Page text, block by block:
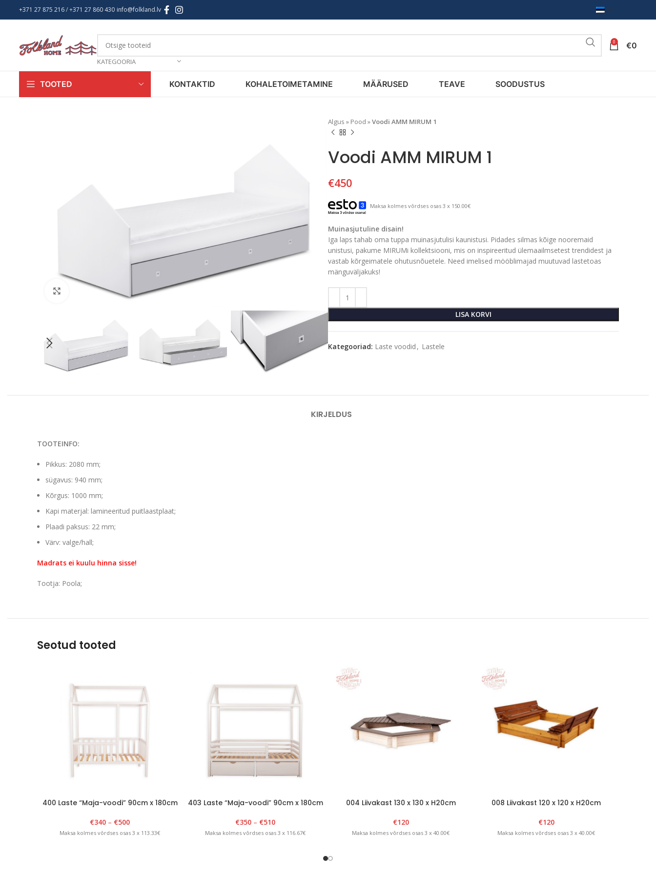
+371 27 875 216/ +371 27 860 430 info@folkland.lv ET
KATEGOORIA
0 €0
TOOTED KONTAKTID KOHALETOIMETAMINE MÄÄRUSED TEAVE SOODUSTUS
Suurendamiseks klõpsake
Algus » Pood »Voodi AMM MIRUM 1
Voodi AMM MIRUM 1
€450
Maksa kolmes võrdses osas 3 x 150.00€
Muinasjutuline disain!
Iga laps tahab oma tuppa muinasjutulisi kaunistusi. Pidades silmas kõige nooremaid
unistusi, pakume MIRUMi kollektsiooni, mis on inspireeritud ülemaailmsetest trendidest ja
vastab kõrgeimatele ohutusnõuetele. Need imelised mööblimajad muutuvad lastetoas
mänguväljakuks!
LISA KORVI
Kategooriad: Laste voodid , Lastele
KIRJELDUS
TOOTEINFO:
Pikkus: 2080 mm;
sügavus: 940 mm;
Kõrgus: 1000 mm;
Kapi materjal: lamineeritud puitlaastplaat;
Plaadi paksus: 22 mm;
Värv: valge/hall;
Madrats ei kuulu hinna sisse!
Tootja: Poola;
Seotud tooted
400 Laste “Maja-voodi” 90cm x 180cm
€340 – €500
Maksa kolmes võrdses osas 3 x 113.33€
403 Laste “Maja-voodi” 90cm x 180cm
€350 – €510
Maksa kolmes võrdses osas 3 x 116.67€
004 Liivakast 130 x 130 x H20cm
€120
Maksa kolmes võrdses osas 3 x 40.00€
008 Liivakast 120 x 120 x H20cm
pruun/kollane
€120
Maksa kolmes võrdses osas 3 x 40.00€